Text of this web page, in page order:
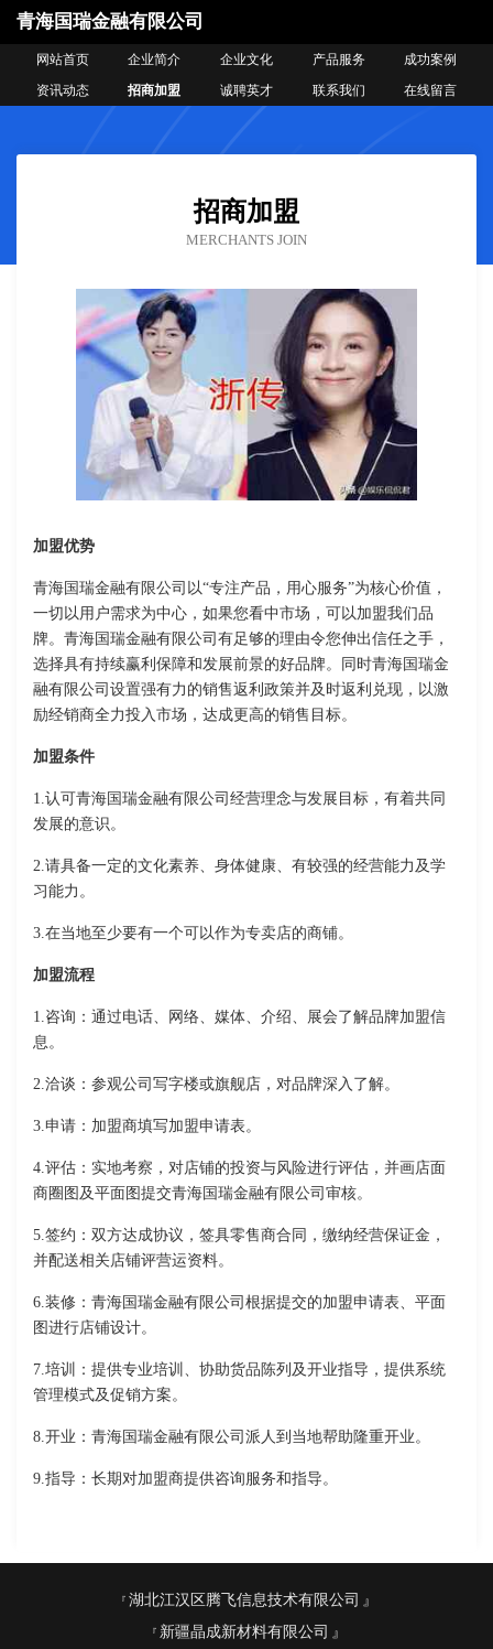
青海国瑞金融有限公司
网站首页 企业简介 企业文化 产品服务
成功案例
资讯动态
招商加盟 诚聘英才 联系我们 在线留言
招商加盟
MERCHANTS JOIN
加盟优势
青海国瑞金融有限公司以“专注产品，用心服务”为核心价值，
一切以用户需求为中心，如果您看中市场，可以加盟我们品
牌。青海国瑞金融有限公司有足够的理由令您伸出信任之手，
选择具有持续赢利保障和发展前景的好品牌。同时青海国瑞金
融有限公司设置强有力的销售返利政策并及时返利兑现，以激
励经销商全力投入市场，达成更高的销售目标。
加盟条件
1.认可青海国瑞金融有限公司经营理念与发展目标，有着共同
发展的意识。
2.请具备一定的文化素养、身体健康、有较强的经营能力及学
习能力。
3.在当地至少要有一个可以作为专卖店的商铺。
加盟流程
1.咨询：通过电话、网络、媒体、介绍、展会了解品牌加盟信
息。
2.洽谈：参观公司写字楼或旗舰店，对品牌深入了解。
3.申请：加盟商填写加盟申请表。
4.评估：实地考察，对店铺的投资与风险进行评估，并画店面
商圈图及平面图提交青海国瑞金融有限公司审核。
5.签约：双方达成协议，签具零售商合同，缴纳经营保证金，
并配送相关店铺评营运资料。
6.装修：青海国瑞金融有限公司根据提交的加盟申请表、平面
图进行店铺设计。
7.培训：提供专业培训、协助货品陈列及开业指导，提供系统
管理模式及促销方案。
8.开业：青海国瑞金融有限公司派人到当地帮助隆重开业。
9.指导：长期对加盟商提供咨询服务和指导。
湖北江汉区腾飞信息技术有限公司
新疆晶成新材料有限公司